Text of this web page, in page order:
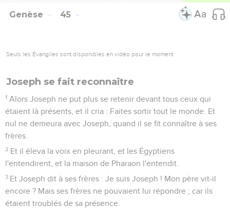
Genèse 45
Seuls les Évangiles sont disponibles en vidéo pour le moment.
Joseph se fait reconnaître
1 Alors Joseph ne put plus se retenir devant tous ceux qui
étaient là présents, et il cria : Faites sortir tout le monde. Et
nul ne demeura avec Joseph, quand il se fit connaître à ses
frères.
2 Et il éleva la voix en pleurant, et les Égyptiens
l'entendirent, et la maison de Pharaon l'entendit.
3 Et Joseph dit à ses frères : Je suis Joseph ! Mon père vit-il
encore ? Mais ses frères ne pouvaient lui répondre ; car ils
étaient troublés de sa présence.